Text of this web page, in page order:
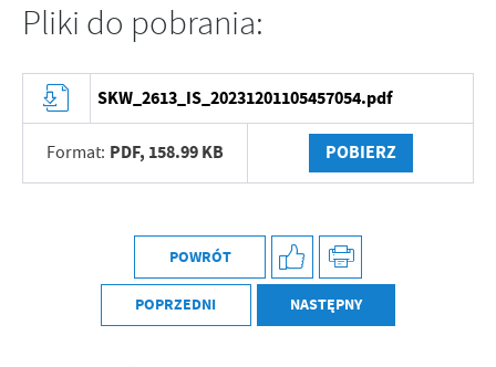
Pliki do pobrania:
SKW_2613_IS_20231201105457054.pdf
Format: PDF, 158.99 KB POBIERZ
POWRÓT
POPRZEDNI NASTĘPNY
Firmy te działają w charakterze pośredników prezentujących nasze
treści w postaci wiadomości, ofert, komunikatów mediów